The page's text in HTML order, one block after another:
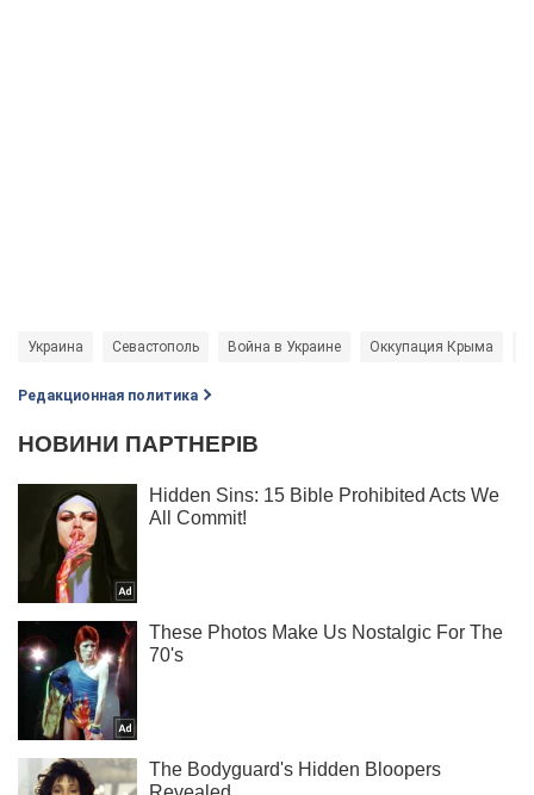
Украина Севастополь Война в Украине Оккупация Крыма
Редакционная политика